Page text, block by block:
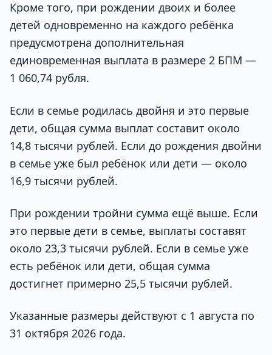
Кроме того, при рождении двоих и более
детей одновременно на каждого ребёнка
предусмотрена дополнительная
единовременная выплата в размере 2 БПМ —
1 060,74 рубля.
Если в семье родилась двойня и это первые
дети, общая сумма выплат составит около
14,8 тысячи рублей. Если до рождения двойни
в семье уже был ребёнок или дети — около
16,9 тысячи рублей.
При рождении тройни сумма ещё выше. Если
это первые дети в семье, выплаты составят
около 23,3 тысячи рублей. Если в семье уже
есть ребёнок или дети, общая сумма
достигнет примерно 25,5 тысячи рублей.
Указанные размеры действуют с 1 августа по
31 октября 2026 года.